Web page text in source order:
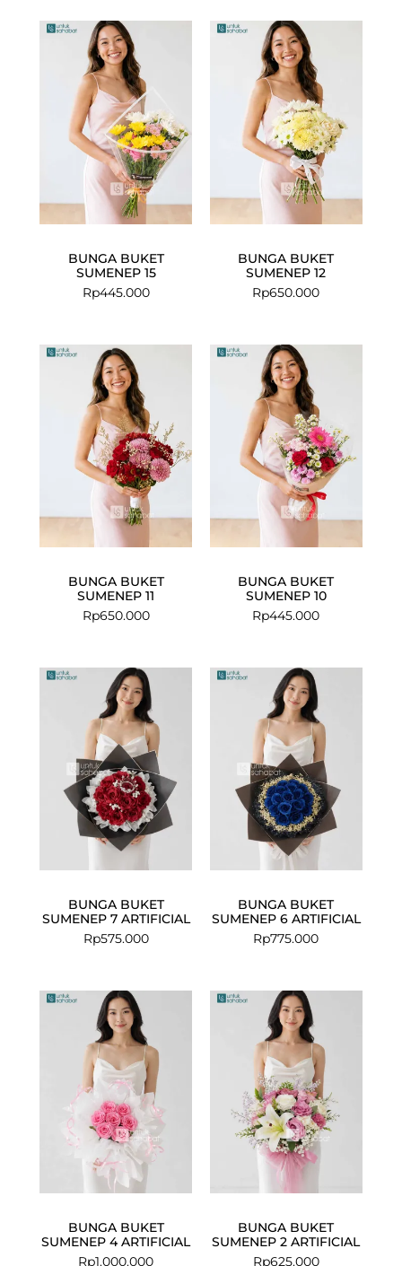
BUNGA BUKET
SUMENEP 15
Rp445.000
BUNGA BUKET
SUMENEP 12
Rp650.000
BUNGA BUKET
SUMENEP 11
Rp650.000
BUNGA BUKET
SUMENEP 10
Rp445.000
BUNGA BUKET
SUMENEP 7 ARTIFICIAL
Rp575.000
BUNGA BUKET
SUMENEP 6 ARTIFICIAL
Rp775.000
BUNGA BUKET
SUMENEP 4 ARTIFICIAL
Rp1.000.000
BUNGA BUKET
SUMENEP 2 ARTIFICIAL
Rp625.000